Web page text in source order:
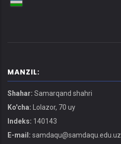
MANZIL:
Shahar: Samarqand shahri
Ko'cha: Lolazor, 70 uy
Indeks: 140143
E-mail: samdaqu@samdaqu.edu.uz